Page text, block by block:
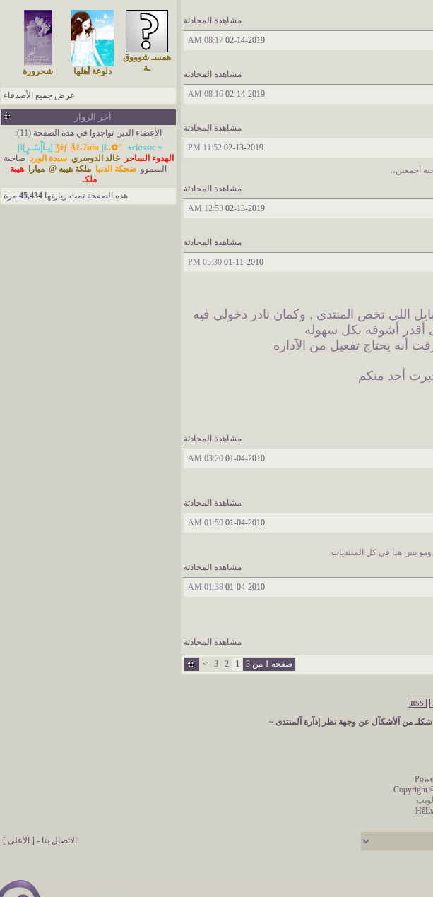
مشاهدة المحادثة
02-14-2019
08:17 AM
مشاهدة المحادثة
02-14-2019
08:16 AM
مشاهدة المحادثة
02-13-2019
11:52 PM
أجمعين،،
مشاهدة المحادثة
02-13-2019
12:53 AM
مشاهدة المحادثة
01-11-2010
05:30 PM
أقدر أشوفه بكل سهوله
أنه يحتاج تفعيل من الآداره
أحد منكم
مشاهدة المحادثة
01-04-2010
03:20 AM
مشاهدة المحادثة
01-04-2010
01:59 AM
ومو بس هنا في كل المنتديات
مشاهدة المحادثة
01-04-2010
01:38 AM
مشاهدة المحادثة
صفحة 1 من 3 1
2
3
>
همسـ شوووق
ـة
دلوعة أهلها شحرورة
عرض جميع الأصدقاء
آخر الزوار
الأعضاء الذين تواجدوا في هذه الصفحة (11):
≈ ‏​‏​сlαssıс٭
"✿..Ʒẑƒ Ặℓ-7иĩи ]ǁ[يـآإْسُـرٍ]ǁ[
الهدوء الساحر
خالد الدوسري سيدة الورد صاحبة
السموو ضحكة الدنيا ملكة هيبه @ ميارا
هيبة
ملكـ
هذه الصفحة تمت زيارتها 45,434 مرة
RSS
من آلأشكآل عن وجهة نظر إدآرة آلمنتدى ~
Copyright
الاتصال بنا - [ الأعلى ]